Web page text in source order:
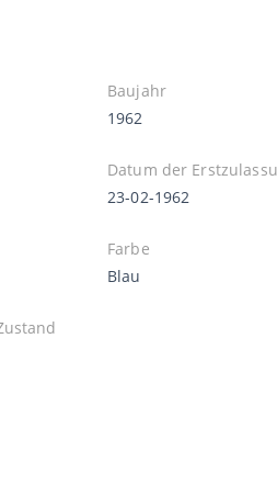
Baujahr
1962
Datum der
23-02-1962
Farbe
Blau